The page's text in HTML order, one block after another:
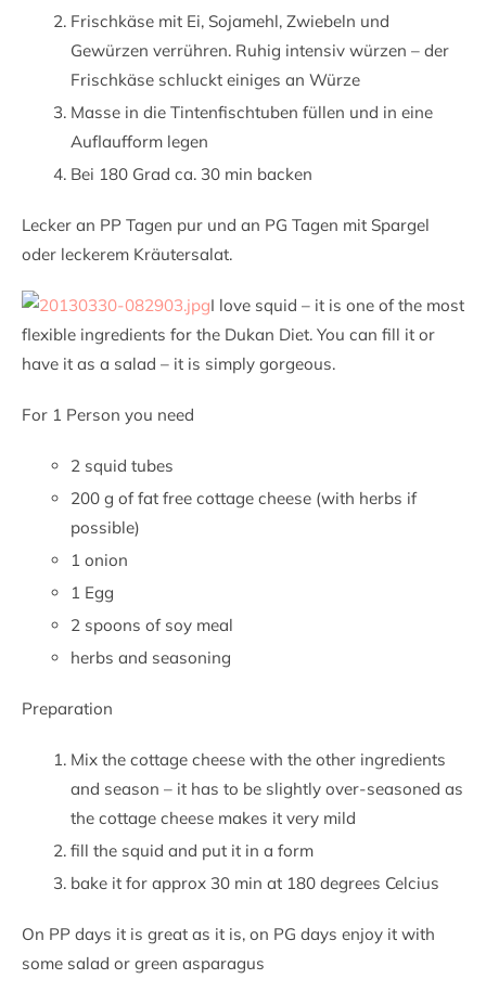
Frischkäse mit Ei, Sojamehl, Zwiebeln und
Gewürzen verrühren. Ruhig intensiv würzen – der
Frischkäse schluckt einiges an Würze
Masse in die Tintenfischtuben füllen und in eine
Auflaufform legen
Bei 180 Grad ca. 30 min backen
Lecker an PP Tagen pur und an PG Tagen mit Spargel
oder leckerem Kräutersalat.
I love squid – it is one of the most
flexible ingredients for the Dukan Diet. You can fill it or
have it as a salad – it is simply gorgeous.
For 1 Person you need
2 squid tubes
200 g of fat free cottage cheese (with herbs if
possible)
1 onion
1 Egg
2 spoons of soy meal
herbs and seasoning
Preparation
Mix the cottage cheese with the other ingredients
and season – it has to be slightly over-seasoned as
the cottage cheese makes it very mild
fill the squid and put it in a form
bake it for approx 30 min at 180 degrees Celcius
On PP days it is great as it is, on PG days enjoy it with
some salad or green asparagus